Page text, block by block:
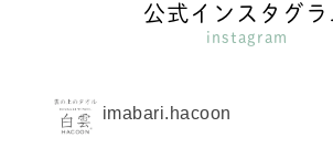
公式インスタグラ
instagram
imabari.hacoon